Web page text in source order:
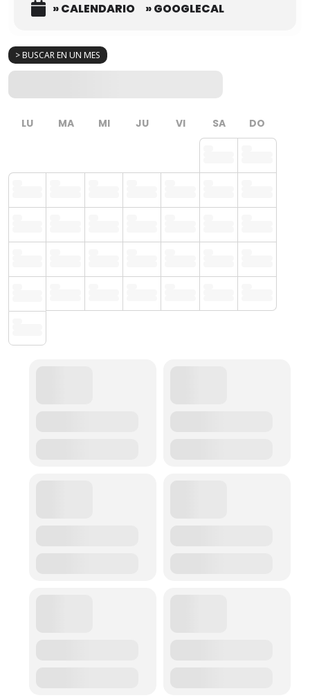
> BUSCAR EN UN MES
LU MA MI JU VI SA DO
» CALENDARIO » GOOGLECAL